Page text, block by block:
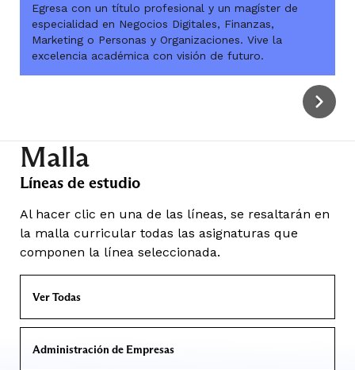
Egresa con un título profesional y un magíster de
especialidad en Negocios Digitales, Finanzas,
Marketing o Personas y Organizaciones. Vive la
excelencia académica con visión de futuro.
Malla
Líneas de estudio
Al hacer clic en una de las líneas, se resaltarán en
la malla curricular todas las asignaturas que
componen la línea seleccionada.
Ver Todas
Administración de Empresas